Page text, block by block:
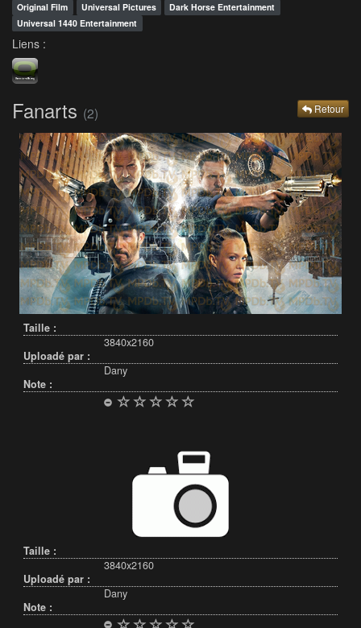
Original Film Universal Pictures
Dark Horse Entertainment
Universal 1440 Entertainment
Liens :
Fanarts (2) Retour
Taille :
3840x2160
Uploadé par :
Dany
Note :
Taille :
3840x2160
Uploadé par :
Dany
Note :